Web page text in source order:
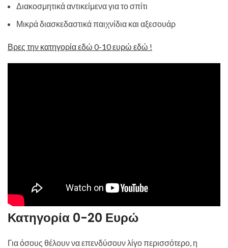
Διακοσμητικά αντικείμενα για το σπίτι
Μικρά διασκεδαστικά παιχνίδια και αξεσουάρ
Βρες την κατηγορία εδώ 0-10 ευρώ εδώ !
Κατηγορία 0-20 Ευρώ
Για όσους θέλουν να επενδύσουν λίγο περισσότερο, η